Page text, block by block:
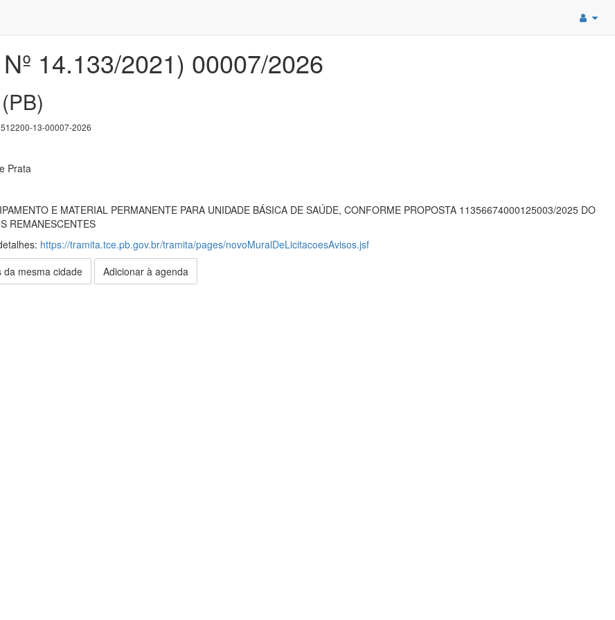
14.133/2021) 00007/2026
13-00007-2026
Prata
E MATERIAL PERMANENTE PARA UNIDADE BÁSICA DE SAÚDE, CONFORME PROPOSTA 11356674000125003/2025 DO
REMANESCENTES
https://tramita.tce.pb.gov.br/tramita/pages/novoMuralDeLicitacoesAvisos.jsf
da mesma cidade Adicionar à agenda